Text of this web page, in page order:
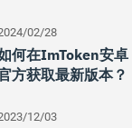
02/28
何在imToken安卓
方获取最新版本？
12/03